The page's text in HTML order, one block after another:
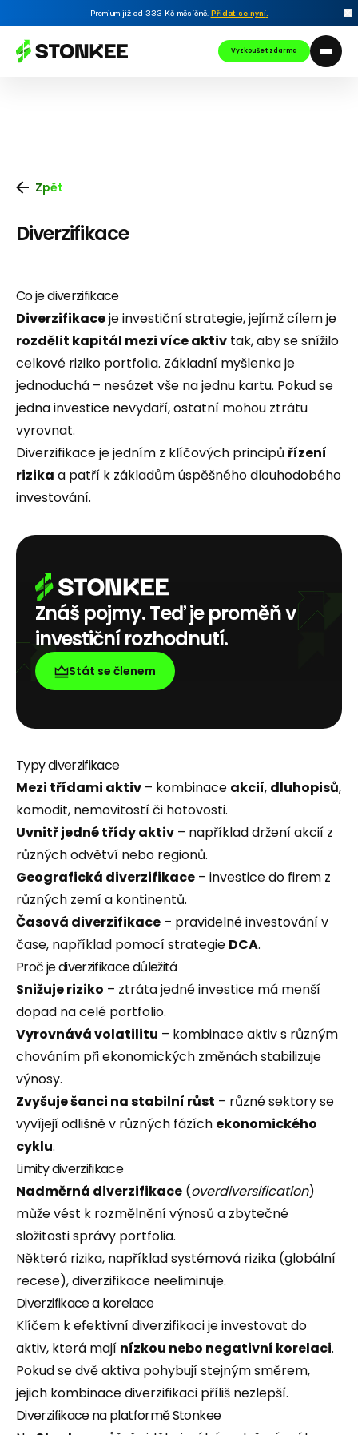
Premium již od 333 Kč měsíčně. Přidat se nyní.
Vyzkoušet zdarma
Zpět
Diverzifikace
Co je diverzifikace
Diverzifikaceje investiční strategie, jejímž cílem je
rozdělit kapitál mezi více aktiv tak, aby se snížilo
celkové riziko portfolia. Základní myšlenka je
jednoduchá – nesázet vše na jednu kartu. Pokud se
jedna investice nevydaří, ostatní mohou ztrátu
vyrovnat.
Diverzifikace je jedním z klíčových principů řízení
rizika a patří k základům úspěšného dlouhodobého
investování.
Znáš pojmy. Teď je proměň v
investiční rozhodnutí.
Stát se členem
Typy diverzifikace
Mezi třídami aktiv – kombinace akcií, dluhopisů,
komodit, nemovitostí či hotovosti.
Uvnitř jedné třídy aktiv – například držení akcií z
různých odvětví nebo regionů.
Geografická diverzifikace – investice do firem z
různých zemí a kontinentů.
Časová diverzifikace – pravidelné investování v
čase, například pomocí strategie DCA.
Proč je diverzifikace důležitá
Snižuje riziko – ztráta jedné investice má menší
dopad na celé portfolio.
Vyrovnává volatilitu – kombinace aktiv s různým
chováním při ekonomických změnách stabilizuje
výnosy.
Zvyšuje šanci na stabilní růst – různé sektory se
vyvíjejí odlišně v různých fázích ekonomického
cyklu.
Limity diverzifikace
Nadměrná diverzifikace (overdiversification)
může vést k rozmělnění výnosů a zbytečné
složitosti správy portfolia.
Některá rizika, například systémová rizika (globální
recese), diverzifikace neeliminuje.
Diverzifikace a korelace
Klíčem k efektivní diverzifikaci je investovat do
aktiv, která mají nízkou nebo negativní korelaci.
Pokud se dvě aktiva pohybují stejným směrem,
jejich kombinace diverzifikaci příliš nezlepší.
Diverzifikace na platformě Stonkee